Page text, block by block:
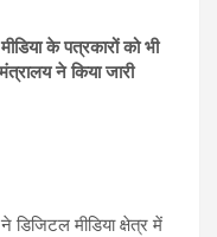
ar
e
के पत्रकारों को भी
ने किया जारी
मीडिया क्षेत्र में